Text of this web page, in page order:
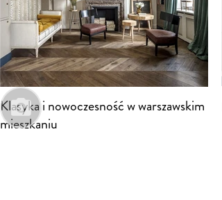
Klasyka i nowoczesność w warszawskim
mieszkaniu